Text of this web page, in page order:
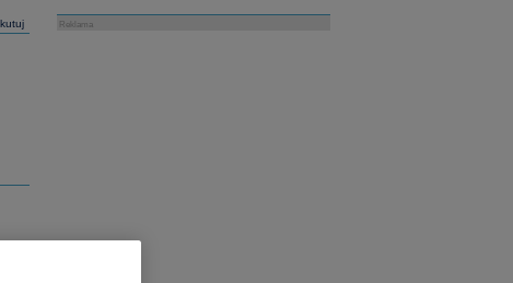
Reklama